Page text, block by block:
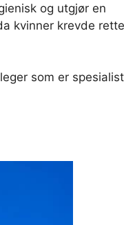
og utgjør en
kvinner krevde
som er